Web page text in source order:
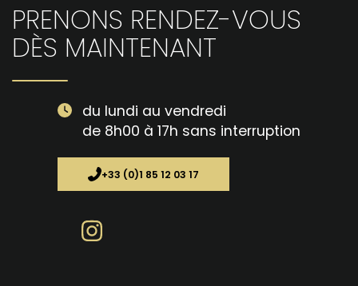
PRENONS RENDEZ-VOUS
DÈS MAINTENANT
du lundi au vendredi
de 8h00 à 17h sans interruption
+33 (0)1 85 12 03 17